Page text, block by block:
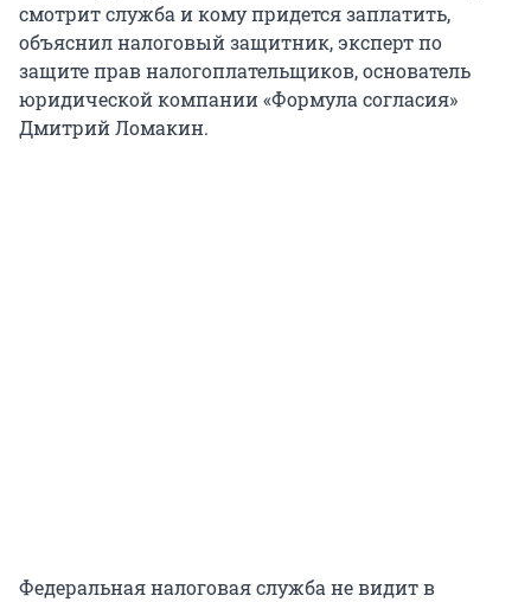
смотрит служба и кому придется заплатить,
объяснил налоговый защитник, эксперт по
защите прав налогоплательщиков, основатель
юридической компании «Формула согласия»
Дмитрий Ломакин.
Федеральная налоговая служба не видит в